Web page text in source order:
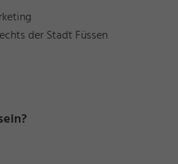
der Stadt Füssen